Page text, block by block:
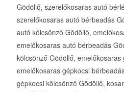
Gödöllő, szerelőkosaras autó
szerelőkosaras autó bérbeadás
autó kölcsönző Gödöllő,
emelőkosaras autó bérbeadás
kölcsönző Gödöllő,
emelőkosaras gépkocsi
gépkocsi kölcsönző Gödöllő,